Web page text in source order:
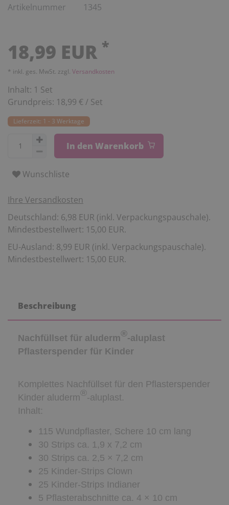
Artikelnummer 1345
18,99 EUR *
* inkl. ges. MwSt. zzgl. Versandkosten
Inhalt: 1 Set
Grundpreis: 18,99 € / Set
Lieferzeit: 1 - 3 Werktage
In den Warenkorb
Wunschliste
Ihre Versandkosten
Deutschland: 6,98 EUR (inkl. Verpackungspauschale).
Mindestbestellwert: 15,00 EUR.
EU-Ausland: 8,99 EUR (inkl. Verpackungspauschale).
Mindestbestellwert: 15,00 EUR.
Beschreibung
Nachfüllset für aluderm®-aluplast
Pflasterspender für Kinder
Komplettes Nachfüllset für den Pflasterspender
Kinder aluderm®-aluplast.
Inhalt:
115 Wundpflaster, Schere 10 cm lang
30 Strips ca. 1,9 x 7,2 cm
30 Strips ca. 2,5 × 7,2 cm
25 Kinder-Strips Clown
25 Kinder-Strips Indianer
5 Pflasterabschnitte ca. 4 × 10 cm